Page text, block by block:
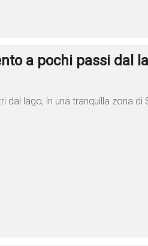
a pochi passi dal
dal lago, in una tranquilla zona